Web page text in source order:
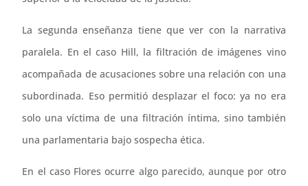
La segunda enseñanza tiene que ver con la narrativa
paralela. En el caso Hill, la filtración de imágenes vino
acompañada de acusaciones sobre una relación con una
subordinada. Eso permitió desplazar el foco: ya no era
solo una víctima de una filtración íntima, sino también
una parlamentaria bajo sospecha ética.
En el caso Flores ocurre algo parecido, aunque por otro